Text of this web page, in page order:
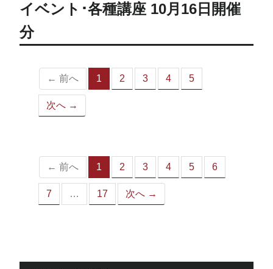
イベント･各種講座 10月16日開催
分
← 前へ 1
（こ
2 3 4 5
次へ →
← 前へ 1
（こ
の
2 3 4 5 6
7 … 17 次へ →